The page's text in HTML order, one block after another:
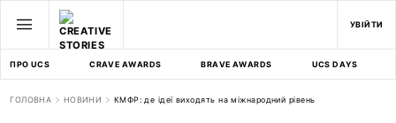
УВІЙТИ
ПРО UCS CRAVE AWARDS BRAVE AWARDS UCS DAYS
ГОЛОВНА НОВИНИ КМФР: де ідеї виходять на міжнародний рівень